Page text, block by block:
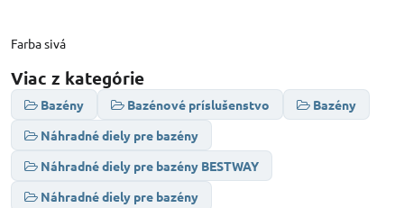
Farba sivá
Viac z kategórie
Bazény Bazénové príslušenstvo
Bazény
Náhradné diely pre bazény
Náhradné diely pre bazény BESTWAY
Náhradné diely pre bazény